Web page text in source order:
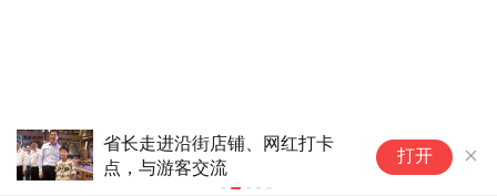
省长走进沿街店铺、网红打卡
点，与游客交流
打开